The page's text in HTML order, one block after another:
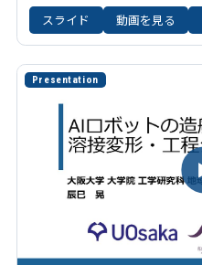
スライド 動画を見る
Presentation